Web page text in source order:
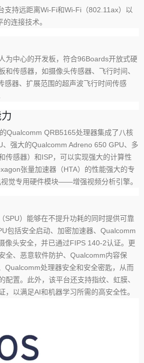
支持远距离Wi-Fi和Wi-Fi（802.11ax）以
连接技术。
为中心的开发板，符合96Boards开放式硬
和传感器，如摄像头传感器、飞行时间、
感器、扩展范围的超声波飞行时间传感
Qualcomm QRB5165处理器集成了八核
强大的Qualcomm Adreno 650 GPU、多
传感器）和ISP，可以实现强大的计算性
张量加速器（HTA）的性能强大的专
觉专用硬件模块——增强视频分析引擎。
SPU）能够在不提升功耗的同时提供可靠
包括安全启动、加密加速器、Qualcomm
像头安全，并已通过FIPS 140-2认证。更
全、恶意软件防护、Qualcomm内容保
Qualcomm处理器安全和安全密匙，从而
配置。此外，该平台还支持指纹、虹膜、
，以满足AI和机器学习所需的高安全性。